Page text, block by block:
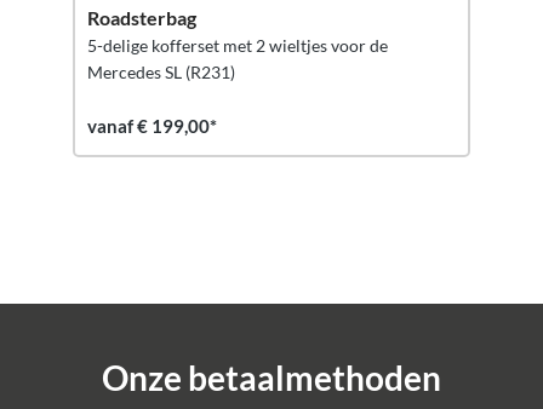
Roadsterbag
5-delige kofferset met 2 wieltjes voor de
Mercedes SL (R231)
vanaf € 199,00*
Onze betaalmethoden